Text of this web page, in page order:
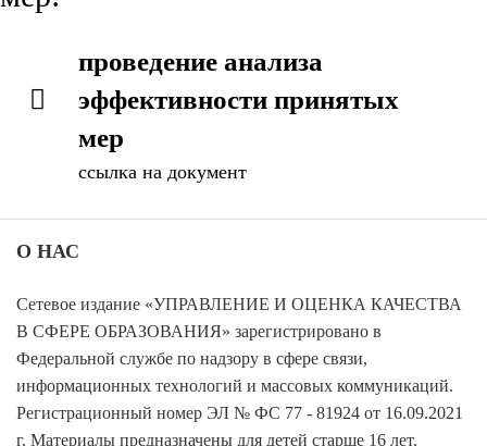
проведение анализа
эффективности принятых
мер
ссылка на документ
О НАС
Сетевое издание «УПРАВЛЕНИЕ И ОЦЕНКА КАЧЕСТВА
В СФЕРЕ ОБРАЗОВАНИЯ» зарегистрировано в
Федеральной службе по надзору в сфере связи,
информационных технологий и массовых коммуникаций.
Регистрационный номер ЭЛ № ФС 77 - 81924 от 16.09.2021
г. Материалы предназначены для детей старше 16 лет.